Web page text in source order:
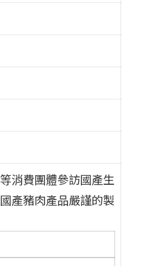
消費團體參訪國產生
產豬肉產品嚴謹的製